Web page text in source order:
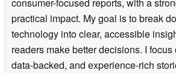
practical impact. My goal is to break
technology into clear, accessible
readers make better decisions. I
data-backed, and experience-rich